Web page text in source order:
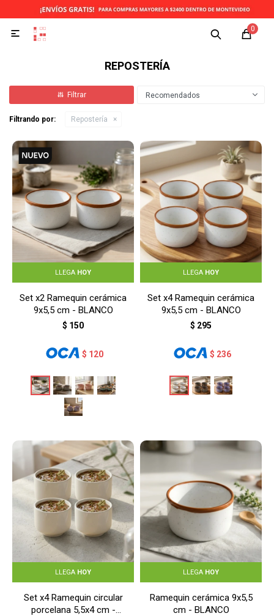
0

REPOSTERÍA
Recomendados
Filtrando por: Repostería
LLEGA HOY
Set x2 Ramequin cerámica
9x5,5 cm - BLANCO
$ 150
$ 120
LLEGA HOY
Set x4 Ramequin cerámica
9x5,5 cm - BLANCO
$ 295
$ 236
LLEGA HOY
Set x4 Ramequin circular
porcelana 5,5x4 cm -
LLEGA HOY
Ramequin cerámica 9x5,5
cm - BLANCO